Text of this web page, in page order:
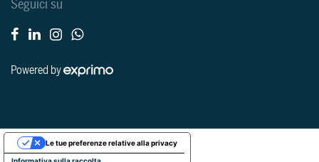
Seguici su
Powered by
Le tue preferenze relative alla privacy